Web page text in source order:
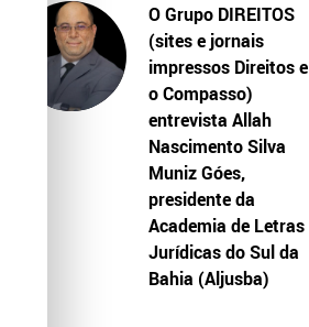
O Grupo DIREITOS
(sites e jornais
impressos Direitos e
o Compasso)
entrevista Allah
Nascimento Silva
Muniz Góes,
presidente da
Academia de Letras
Jurídicas do Sul da
Bahia (Aljusba)